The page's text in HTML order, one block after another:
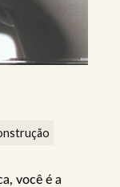
você é a